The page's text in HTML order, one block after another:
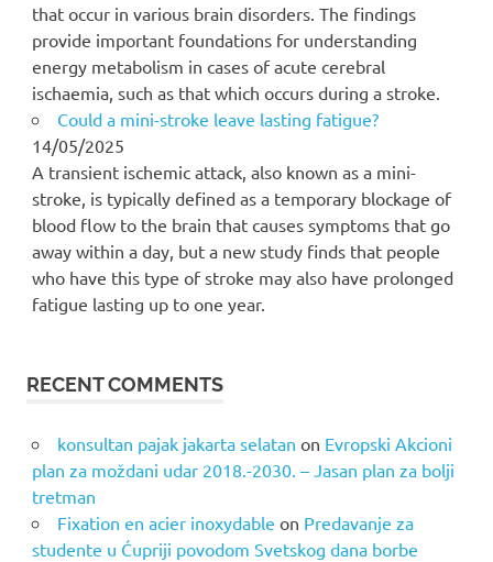
that occur in various brain disorders. The findings
provide important foundations for understanding
energy metabolism in cases of acute cerebral
ischaemia, such as that which occurs during a stroke.
Could a mini-stroke leave lasting fatigue?
14/05/2025
A transient ischemic attack, also known as a mini-
stroke, is typically defined as a temporary blockage of
blood flow to the brain that causes symptoms that go
away within a day, but a new study finds that people
who have this type of stroke may also have prolonged
fatigue lasting up to one year.
RECENT COMMENTS
konsultan pajak jakarta selatan on Evropski Akcioni
plan za moždani udar 2018.-2030. – Jasan plan za bolji
tretman
Fixation en acier inoxydable on Predavanje za
studente u Ćupriji povodom Svetskog dana borbe